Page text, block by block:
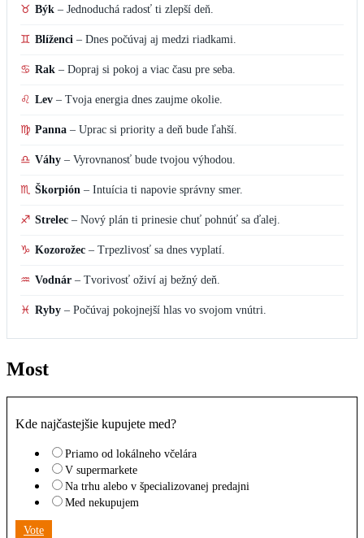
♉ Býk – Jednoduchá radosť ti zlepší deň.
♊ Blíženci – Dnes počúvaj aj medzi riadkami.
♋ Rak – Dopraj si pokoj a viac času pre seba.
♌ Lev – Tvoja energia dnes zaujme okolie.
♍ Panna – Uprac si priority a deň bude ľahší.
♎ Váhy – Vyrovnanosť bude tvojou výhodou.
♏ Škorpión – Intuícia ti napovie správny smer.
♐ Strelec – Nový plán ti prinesie chuť pohnúť sa ďalej.
♑ Kozorožec – Trpezlivosť sa dnes vyplatí.
♒ Vodnár – Tvorivosť oživí aj bežný deň.
♓ Ryby – Počúvaj pokojnejší hlas vo svojom vnútri.
Most
Kde najčastejšie kupujete med?
Priamo od lokálneho včelára
V supermarkete
Na trhu alebo v špecializovanej predajni
Med nekupujem
Vote